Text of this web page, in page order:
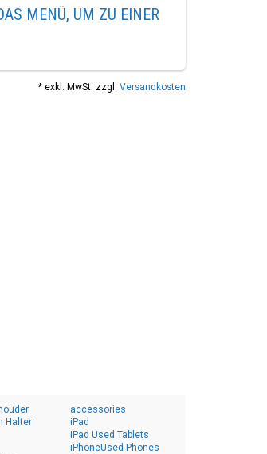
MENÜ, UM ZU EINER
* exkl. MwSt. zzgl. Versandkosten
Halter
accessories
iPad
iPad Used Tablets
iPhoneUsed Phones